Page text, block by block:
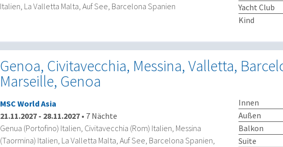
Italien, La Valletta Malta, Auf See, Barcelona Spanien
Yacht Club
Kind
Genoa, Civitavecchia, Messina, Valletta,
Marseille, Genoa
MSC World Asia
21.11.2027 - 28.11.2027 • 7 Nächte
Genua (Portofino) Italien, Civitavecchia (Rom) Italien, Messina
(Taormina) Italien, La Valletta Malta, Auf See, Barcelona Spanien,
Innen
Außen
Balkon
Suite